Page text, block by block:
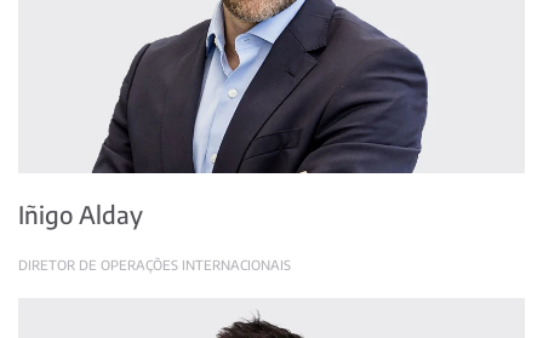
Iñigo Alday
DIRETOR DE OPERAÇÕES INTERNACIONAIS